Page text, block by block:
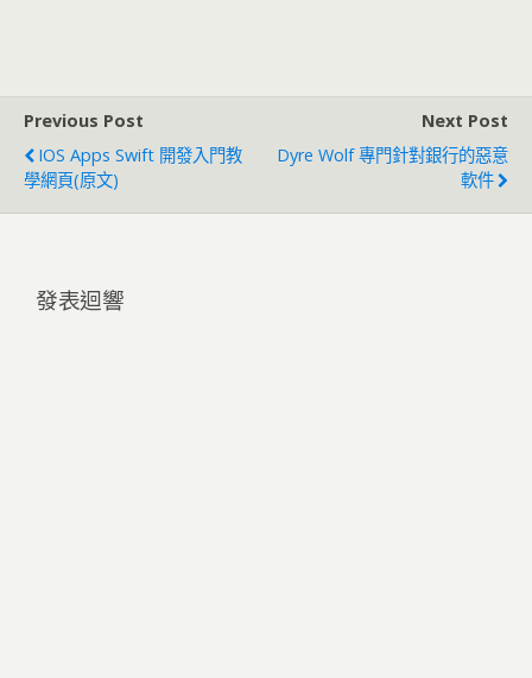
Previous Post
IOS Apps Swift 開發入門教
學網頁(原文)
Next Post
Dyre Wolf 專門針對銀行的惡意
軟件
發表迴響